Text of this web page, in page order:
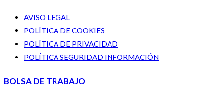
AVISO LEGAL
POLÍTICA DE COOKIES
POLÍTICA DE PRIVACIDAD
POLÍTICA SEGURIDAD INFORMACIÓN
BOLSA DE TRABAJO